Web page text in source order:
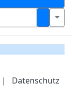
| Datenschutz